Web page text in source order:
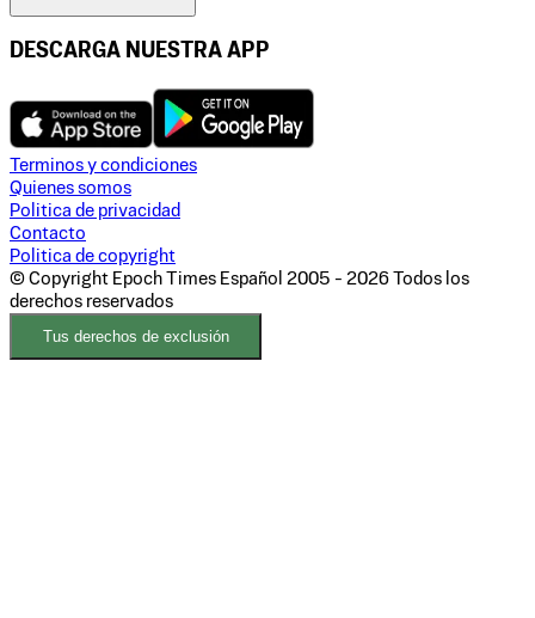
DESCARGA NUESTRA APP
Terminos y condiciones
Quienes somos
Politica de privacidad
Contacto
Politica de copyright
© Copyright Epoch Times Español 2005 - 2026 Todos los
derechos reservados
Tus derechos de exclusión